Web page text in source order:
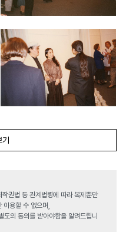
기
권법 등 관계법령에 따라 복제뿐만
용할 수 없으며,
도의 동의를 받아야함을 알려드립니